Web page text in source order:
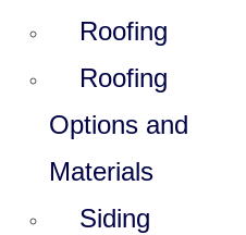
Roofing
Roofing
Options and
Materials
Siding